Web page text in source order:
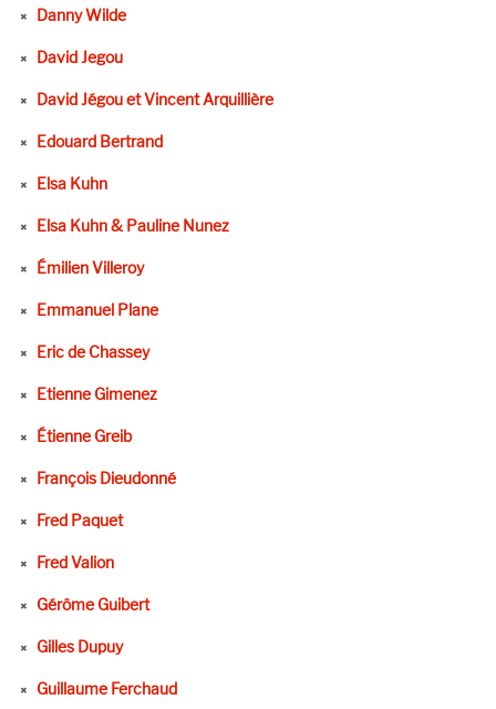
Danny Wilde
David Jegou
David Jégou et Vincent Arquillière
Edouard Bertrand
Elsa Kuhn
Elsa Kuhn & Pauline Nunez
Émilien Villeroy
Emmanuel Plane
Eric de Chassey
Etienne Gimenez
Étienne Greib
François Dieudonné
Fred Paquet
Fred Valion
Gérôme Guibert
Gilles Dupuy
Guillaume Ferchaud